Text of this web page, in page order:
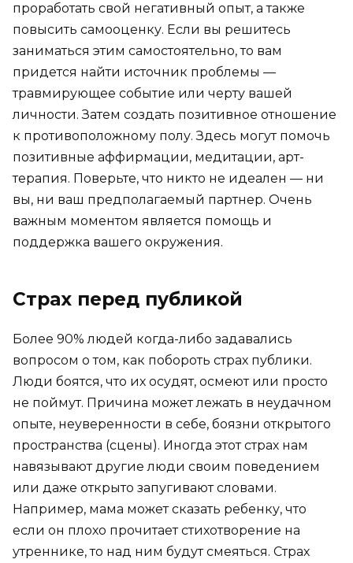
проработать свой негативный опыт, а также
повысить самооценку. Если вы решитесь
заниматься этим самостоятельно, то вам
придется найти источник проблемы —
травмирующее событие или черту вашей
личности. Затем создать позитивное отношение
к противоположному полу. Здесь могут помочь
позитивные аффирмации, медитации, арт-
терапия. Поверьте, что никто не идеален — ни
вы, ни ваш предполагаемый партнер. Очень
важным моментом является помощь и
поддержка вашего окружения.
Страх перед публикой
Более 90% людей когда-либо задавались
вопросом о том, как побороть страх публики.
Люди боятся, что их осудят, осмеют или просто
не поймут. Причина может лежать в неудачном
опыте, неуверенности в себе, боязни открытого
пространства (сцены). Иногда этот страх нам
навязывают другие люди своим поведением
или даже открыто запугивают словами.
Например, мама может сказать ребенку, что
если он плохо прочитает стихотворение на
утреннике, то над ним будут смеяться. Страх